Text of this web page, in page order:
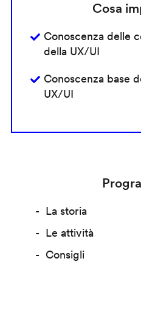
Cosa
Conoscenza delle
della UX/UI
Conoscenza base
UX/UI
La storia
Le attività
Consigli